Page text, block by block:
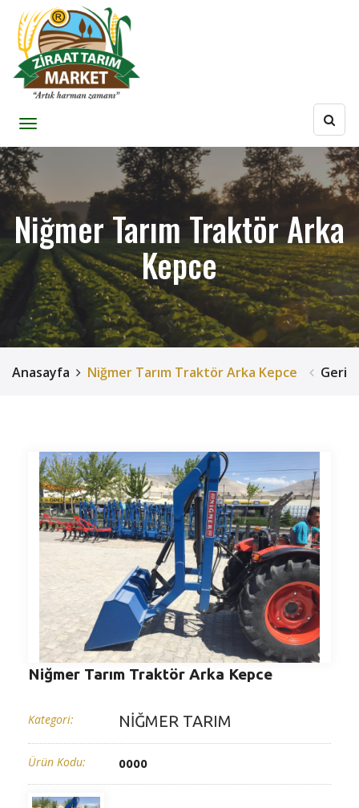
Niğmer Tarım Traktör Arka
Kepce
Anasayfa Niğmer Tarım Traktör Arka Kepce Geri
Niğmer Tarım Traktör Arka Kepce
Kategori: NİĞMER TARIM
Ürün Kodu: 0000